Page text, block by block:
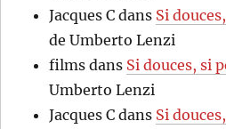
Jacques C dans Si
de Umberto Lenzi
films dans Si douces, si
Umberto Lenzi
Jacques C dans Si